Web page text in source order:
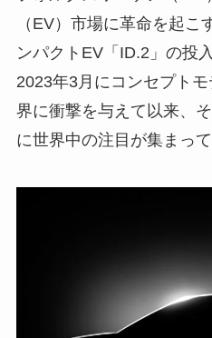
（EV）市場に革命を起こ
ンパクトEV「ID.2」の投
2023年3月にコンセプト
界に衝撃を与えて以来、
に世界中の注目が集まって